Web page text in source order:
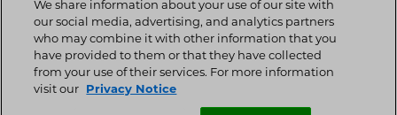
riproduzione.
Copyright © 2018 Perrigo Italia S.r.l | Tutti i diritti
riservati. | P.IVA 08923130010
Privacy Notice-Cookie Statement-Cookie List
Termini e Condizioni
We share information about your use of our site with
our social media, advertising, and analytics partners
who may combine it with other information that you
have provided to them or that they have collected
from your use of their services. For more information
visit our
Privacy Notice